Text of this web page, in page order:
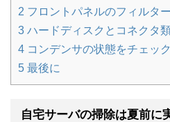
2 フロントパネルのフィルタ
3 ハードディスクとコネクタ
4 コンデンサの状態をチェック
5 最後に
自宅サーバの掃除は夏前に